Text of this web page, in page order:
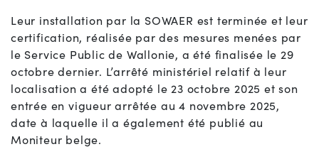
Leur installation par la SOWAER est terminée et leur
certification, réalisée par des mesures menées par
le Service Public de Wallonie, a été finalisée le 29
octobre dernier. L’arrêté ministériel relatif à leur
localisation a été adopté le 23 octobre 2025 et son
entrée en vigueur arrêtée au 4 novembre 2025,
date à laquelle il a également été publié au
Moniteur belge.